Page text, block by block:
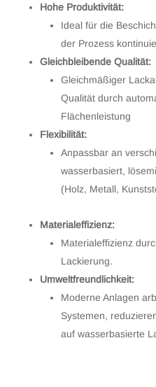
Hohe Produktivität:
Ideal für die
der Prozess
Gleichbleibende Qualität:
Gleichmäßiger
Qualität durch
Flächenleistung
Flexibilität:
Anpassbar an
wasserbasiert,
(Holz, Metall,
Materialeffizienz:
Materialeffizienz
Lackierung.
Umweltfreundlichkeit:
Moderne Anlagen
Systemen,
auf wasserbasierte